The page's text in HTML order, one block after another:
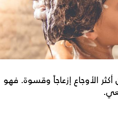
الأوجاع إزعاجاً وقسوة. فهو